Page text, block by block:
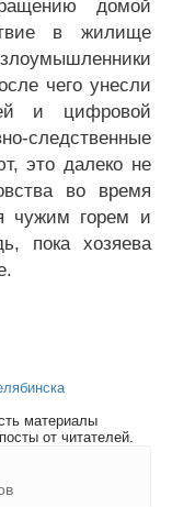
домой
в жилище
чего унесли
и цифровой
следственные
это далеко не
во время
чужим горем и
пока хозяева
материалы
от читателей.